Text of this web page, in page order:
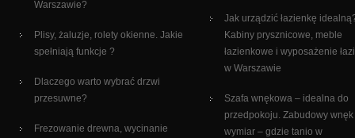
Warszawie?
Plisy, żaluzje, rolety okienne. Jakie
spełniają funkcje ?
Dlaczego warto wybrać drzwi
przesuwne?
Frezowanie drewna, wycinanie
Jak urządzić łazienkę
Kabiny prysznicowe, meble
łazienkowe i wyposażenie
w Warszawie
Szafa wnękowa – idealna do
przedpokoju. Zabudowy
wymiar – gdzie tanio w